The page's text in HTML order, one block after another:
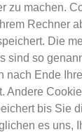
zu machen.
Rechner
Die
sind so
nach Ende
Andere
bis Sie
es uns,